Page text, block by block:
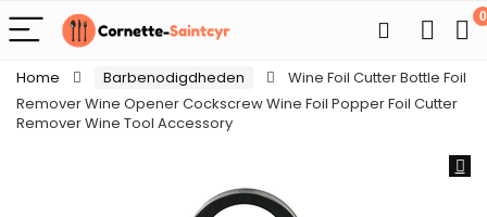
0
Home Barbenodigdheden
Wine Foil Cutter Bottle Foil
Remover Wine Opener Cockscrew Wine Foil Popper Foil Cutter
Remover Wine Tool Accessory